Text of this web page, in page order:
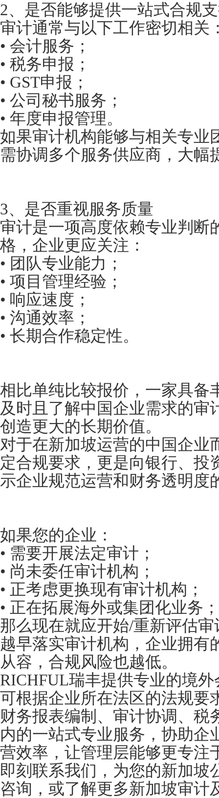
2、是否能够提供一站式合规
审计通常与以下工作密切相关
• 会计服务；
• 税务申报；
• GST申报；
• 公司秘书服务；
• 年度申报管理。
如果审计机构能够与相关专业
需协调多个服务供应商，大幅
3、是否重视服务质量
审计是一项高度依赖专业判断
格，企业更应关注：
• 团队专业能力；
• 项目管理经验；
• 响应速度；
• 沟通效率；
• 长期合作稳定性。
相比单纯比较报价，一家具备
及时且了解中国企业需求的审
创造更大的长期价值。
对于在新加坡运营的中国企业
定合规要求，更是向银行、投
示企业规范运营和财务透明度
如果您的企业：
• 需要开展法定审计；
• 尚未委任审计机构；
• 正考虑更换现有审计机构；
• 正在拓展海外或集团化业务；
那么现在就应开始/重新评估审
越早落实审计机构，企业拥有
从容，合规风险也越低。
RICHFUL瑞丰提供专业的境
可根据企业所在法区的法规要
财务报表编制、审计协调、税
内的一站式专业服务，协助企
营效率，让管理层能够更专注
即刻联系我们，为您的新加坡
咨询，或了解更多新加坡审计